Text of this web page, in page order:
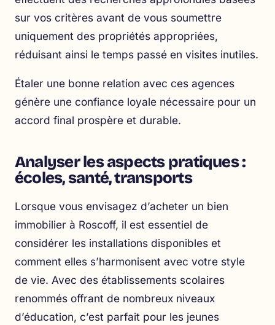
sur vos critères avant de vous soumettre
uniquement des propriétés appropriées,
réduisant ainsi le temps passé en visites inutiles.
Étaler une bonne relation avec ces agences
génère une confiance loyale nécessaire pour un
accord final prospère et durable.
Analyser les aspects pratiques :
écoles, santé, transports
Lorsque vous envisagez d’acheter un bien
immobilier à Roscoff, il est essentiel de
considérer les installations disponibles et
comment elles s’harmonisent avec votre style
de vie. Avec des établissements scolaires
renommés offrant de nombreux niveaux
d’éducation, c’est parfait pour les jeunes